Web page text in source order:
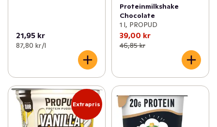
21,95 kr
87,80 kr /l
Proteinmilkshake
Chocolate
1 l, PROPUD
39,00 kr
46,85 kr
Extrapris